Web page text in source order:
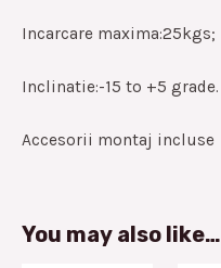
Incarcare maxima:25kgs;
Inclinatie:-15 to +5 grade.
Accesorii montaj incluse
You may also like…